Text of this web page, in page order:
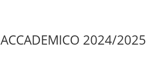
2024/2025